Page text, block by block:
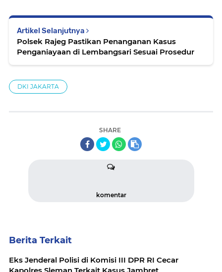
Artikel Selanjutnya
Polsek Rajeg Pastikan Penanganan Kasus
Penganiayaan di Lembangsari Sesuai Prosedur
DKI JAKARTA
SHARE
komentar
Berita Terkait
Eks Jenderal Polisi di Komisi III DPR RI Cecar